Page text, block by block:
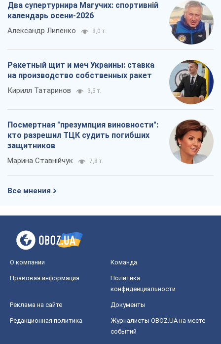
Два супертурнира Магучих: спортивній
календарь осени-2026
Александр Липенко 8,0 т.
Ракетный щит и меч Украины: ставка
на производство собственных ракет
Кирилл Татаринов 3,5 т.
Посмертная "презумпция виновности":
кто разрешил ТЦК судить погибших
защитников
Марина Ставнійчук 7,8 т.
Все мнения
О компании Команда
Правовая информация
Политика
конфиденциальности
Реклама на сайте Документы
Редакционная политика
Журналисты OBOZ.UA на месте
событий